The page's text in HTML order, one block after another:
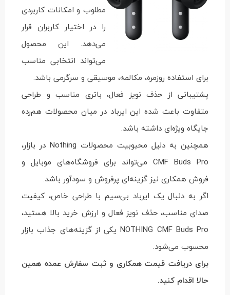
مطلوب و امکانات کاربردی
را در اختیار کاربران قرار
می‌دهد. این محصول
می‌تواند انتخابی مناسب
برای استفاده روزمره، مکالمه، موسیقی و سرگرمی باشد.
پشتیبانی از حذف نویز فعال، باتری مناسب و طراحی
متفاوت باعث شده این ایرباد در میان محصولات هم‌رده
جایگاه ویژه‌ای داشته باشد.
همچنین به دلیل محبوبیت محصولات Nothing در بازار،
CMF Buds Pro می‌تواند برای فروشگاه‌های موبایل و
فروش همکاری نیز گزینه‌ای پرفروش و سودآور باشد.
اگر به دنبال یک ایرباد بی‌سیم با طراحی خاص، کیفیت
صدای مناسب، حذف نویز فعال و ارزش خرید بالا هستید،
NOTHING CMF Buds Pro یکی از گزینه‌های جذاب بازار
محسوب می‌شود.
برای دریافت قیمت همکاری و ثبت سفارش عمده همین
حالا اقدام کنید.